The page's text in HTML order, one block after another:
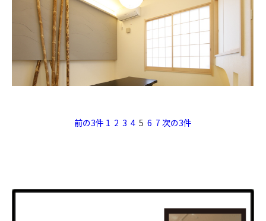
前の3件 1 2 3 4 5 6 7 次の3件